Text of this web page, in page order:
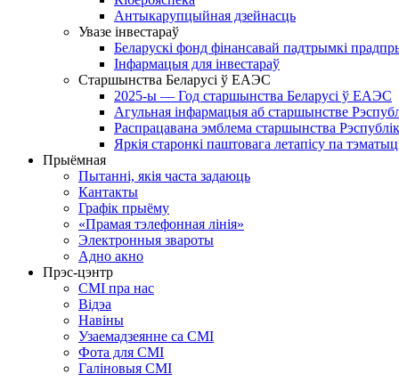
Антыкарупцыйная дзейнасць
Увазе інвестараў
Беларускі фонд фінансавай падтрымкі
Інфармацыя для інвестараў
Старшынства Беларусі ў ЕАЭС
2025-ы — Год старшынства Беларусі ў ЕАЭС
Агульная інфармацыя аб старшынстве
Распрацавана эмблема старшынства
Яркія старонкі паштовага летапісу па
Прыёмная
Пытанні, якія часта задаюць
Кантакты
Графік прыёму
«Прамая тэлефонная лінія»
Электронныя звароты
Адно акно
Прэс-цэнтр
СМІ пра нас
Відэа
Навіны
Узаемадзеянне са СМІ
Фота для СМІ
Галіновыя СМІ